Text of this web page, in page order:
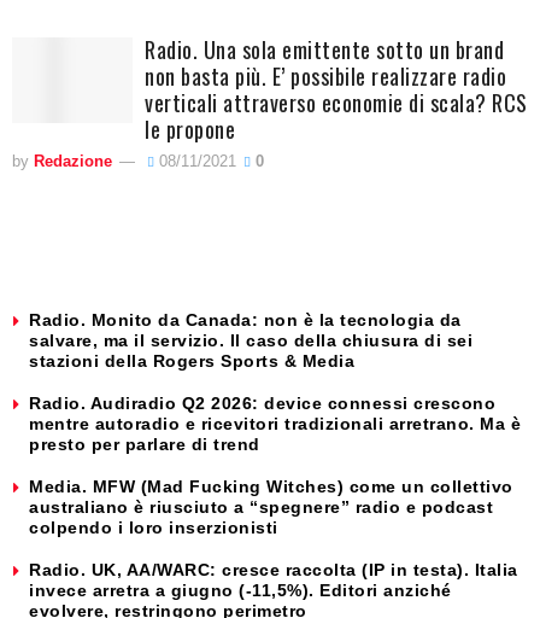
Radio. Una sola emittente sotto un brand
non basta più. E’ possibile realizzare radio
verticali attraverso economie di scala? RCS
le propone
by Redazione 08/11/2021 0
Radio. Monito da Canada: non è la tecnologia da
salvare, ma il servizio. Il caso della chiusura di sei
stazioni della Rogers Sports & Media
Radio. Audiradio Q2 2026: device connessi crescono
mentre autoradio e ricevitori tradizionali arretrano. Ma è
presto per parlare di trend
Media. MFW (Mad Fucking Witches) come un collettivo
australiano è riusciuto a “spegnere” radio e podcast
colpendo i loro inserzionisti
Radio. UK, AA/WARC: cresce raccolta (IP in testa). Italia
invece arretra a giugno (-11,5%). Editori anziché
evolvere, restringono perimetro